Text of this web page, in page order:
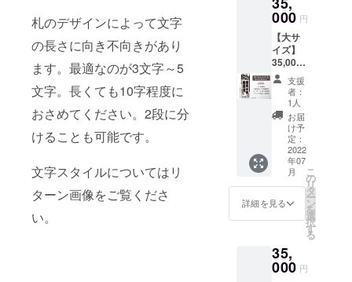
札のデザインによって文字
の長さに向き不向きがあり
ます。最適なのが3文字～5
文字。長くても10字程度に
おさめてください。2段に分
けることも可能です。
文字スタイルについてはリ
ターン画像をご覧くださ
い。
ません
のでご
了承く
ださ
い。
となり
ますの
で、出
来上が
りによ
る返
品・返
金など
には応
じられ
ません
のでご
了承く
ださ
い。
由を備
考欄に
ご記載
下さ
い。 ・
公序良
俗に反
する文
字につ
いては
制作で
きませ
ん。 ・
廊下へ
の貼付
の為、
材、ロ
ケなど
で映り
す。 ・
ギフト
などで
ご本人
と別の
名入れ
をする
場合
は、事
由を備
考欄に
ご記載
下さ
い。 ・
公序良
俗に反
する文
字につ
制作で
きませ
ん。 ・
ださ
い。 ・
個人名
だけで
なく連
名、会
社名、
団体名
も可能
です。
ただ
し、本
人とは
無関係
な著名
人や著
作権に
かかる
不可と
させて
いただ
事項 ・
名入れ
時にデ
ザイン
のやり
取りを
いたし
ますの
で、お
間違え
の無い
よう
メール
アドレ
ス、お
電話番
号をご
入力く
い。 ・
個人名
だけで
よろこ
び 石井
嘉穂。
元県内
局アナ
ウン
サー。
テレビ
やラジ
オなど
の人気
番組の
司会や
ナレー
ション
く務め
る。現
優を目
指して
演技や
名入れ
は肩書
をいれ
たり連
名にす
ること
も可能
です。
製作前
にデー
タで確
認して
いただ
きま
す。 ----
ナー：
吉山り
泉ソム
リエ。
中・小
を各4枚
ご住所
に送付
空欄札
大・
中・小
を各1枚
をご住
所に送
※※※※※※
※※※※※※
※※※※※※
※※※※※
【備考
欄】に
指定し
てくだ
デザイ
ン。
『ご支
援御
礼』 オ
リジナ
ル名入
れ千社
札の製
作 金具
屋に1年
間貼付
貼付場
所：金
具屋1階
廊下
ませ
ん） 名
前入り
地。足
を踏み
入れて
はいけ
ない場
所が、
まだこ
の地に
はある
ので
す。
『ご支
援御
礼』 オ
リジナ
ル名入
屋に1年
間貼付
貼付場
000 円
【大サ
イズ】
35,000
円 千社
札【牛
にひか
れて】
大サイ
ズ貼付
貼付札
寸法：
約 幅
70mm
縦
192.5m
m 概
にひか
れて善
光寺参
支援
者：
1人
お届
け予
定：
2022
年07
月
詳細を見る
こ
の
リ
タ
ー
ン
を
選
択
す
る
35,
000 円